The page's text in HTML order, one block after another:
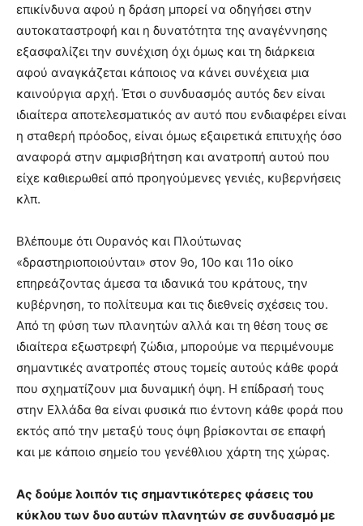
επικίνδυνα αφού η δράση μπορεί να οδηγήσει στην
αυτοκαταστροφή και η δυνατότητα της αναγέννησης
εξασφαλίζει την συνέχιση όχι όμως και τη διάρκεια
αφού αναγκάζεται κάποιος να κάνει συνέχεια μια
καινούργια αρχή. Έτσι ο συνδυασμός αυτός δεν είναι
ιδιαίτερα αποτελεσματικός αν αυτό που ενδιαφέρει είναι
η σταθερή πρόοδος, είναι όμως εξαιρετικά επιτυχής όσο
αναφορά στην αμφισβήτηση και ανατροπή αυτού που
είχε καθιερωθεί από προηγούμενες γενιές, κυβερνήσεις
κλπ.
Βλέπουμε ότι Ουρανός και Πλούτωνας
«δραστηριοποιούνται» στον 9ο, 10ο και 11ο οίκο
επηρεάζοντας άμεσα τα ιδανικά του κράτους, την
κυβέρνηση, το πολίτευμα και τις διεθνείς σχέσεις του.
Από τη φύση των πλανητών αλλά και τη θέση τους σε
ιδιαίτερα εξωστρεφή ζώδια, μπορούμε να περιμένουμε
σημαντικές ανατροπές στους τομείς αυτούς κάθε φορά
που σχηματίζουν μια δυναμική όψη. Η επίδρασή τους
στην Ελλάδα θα είναι φυσικά πιο έντονη κάθε φορά που
εκτός από την μεταξύ τους όψη βρίσκονται σε επαφή
και με κάποιο σημείο του γενέθλιου χάρτη της χώρας.
Ας δούμε λοιπόν τις σημαντικότερες φάσεις του
κύκλου των δυο αυτών πλανητών σε συνδυασμό με